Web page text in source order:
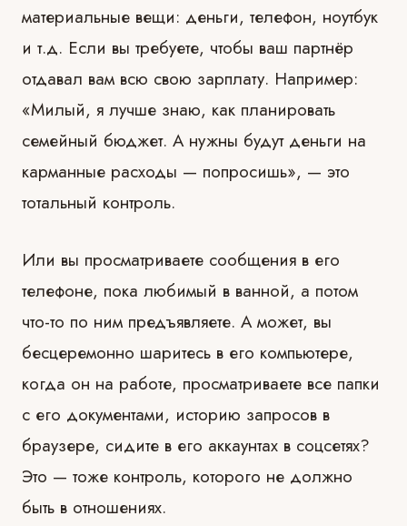
материальные вещи: деньги, телефон, ноутбук
и т.д. Если вы требуете, чтобы ваш партнёр
отдавал вам всю свою зарплату. Например:
«Милый, я лучше знаю, как планировать
семейный бюджет. А нужны будут деньги на
карманные расходы — попросишь», — это
тотальный контроль.
Или вы просматриваете сообщения в его
телефоне, пока любимый в ванной, а потом
что-то по ним предъявляете. А может, вы
бесцеремонно шаритесь в его компьютере,
когда он на работе, просматриваете все папки
с его документами, историю запросов в
браузере, сидите в его аккаунтах в соцсетях?
Это — тоже контроль, которого не должно
быть в отношениях.